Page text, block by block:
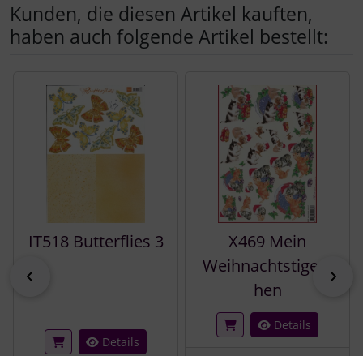
Kunden, die diesen Artikel kauften,
haben auch folgende Artikel bestellt:
IT518 Butterflies 3
Details
X469 Mein
Weihnachtstigerc
hen
Details